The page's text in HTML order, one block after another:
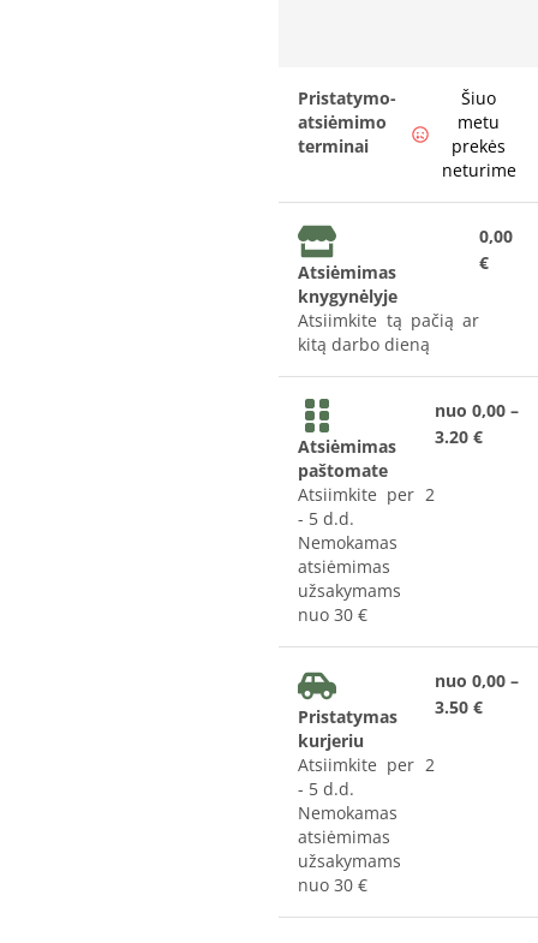
Pristatymo-
atsiėmimo
terminai
Šiuo
metu
prekės
neturime
Atsiėmimas
knygynėlyje
Atsiimkite tą pačią ar
kitą darbo dieną
0,00
€
Atsiėmimas
paštomate
Atsiimkite per 2
- 5 d.d.
Nemokamas
atsiėmimas
užsakymams
nuo 30 €
nuo 0,00 –
3.20 €
Pristatymas
kurjeriu
Atsiimkite per 2
- 5 d.d.
Nemokamas
atsiėmimas
užsakymams
nuo 30 €
nuo 0,00 –
3.50 €